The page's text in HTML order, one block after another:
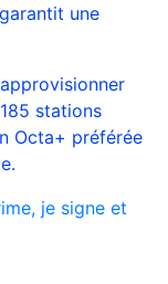
une
stations
Octa+ préférée
je signe et